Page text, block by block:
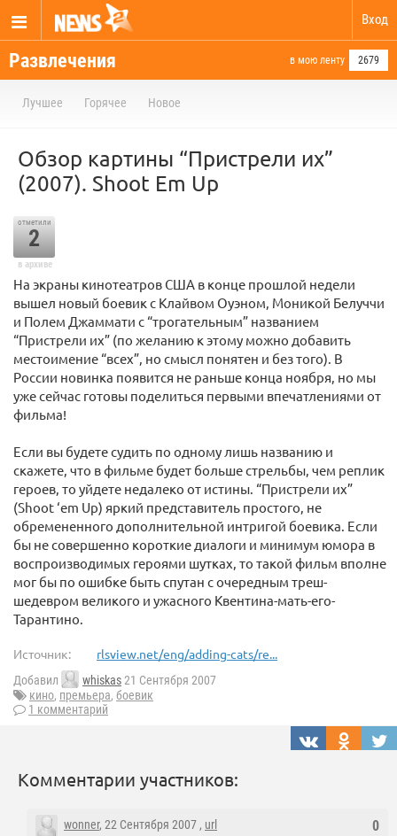
Вход
Развлечения в мою ленту 2679
Лучшее Горячее Новое
Обзор картины “Пристрели их”
(2007). Shoot Em Up
отметили
2
в архиве
На экраны кинотеатров США в конце прошлой недели
вышел новый боевик с Клайвом Оуэном, Моникой Белуччи
и Полем Джаммати с “трогательным” названием
“Пристрели их” (по желанию к этому можно добавить
местоимение “всех”, но смысл понятен и без того). В
России новинка появится не раньше конца ноября, но мы
уже сейчас готовы поделиться первыми впечатлениями от
фильма!
Если вы будете судить по одному лишь названию и
скажете, что в фильме будет больше стрельбы, чем реплик
героев, то уйдете недалеко от истины. “Пристрели их”
(Shoot ‘em Up) яркий представитель простого, не
обремененного дополнительной интригой боевика. Если
бы не совершенно короткие диалоги и минимум юмора в
воспроизводимых героями шутках, то такой фильм вполне
мог бы по ошибке быть спутан с очередным треш-
шедевром великого и ужасного Квентина-мать-его-
Тарантино.
Источник: rlsview.net/eng/adding-cats/re...
Добавил whiskas21 Сентября 2007
кино, премьера, боевик
1 комментарий
Комментарии участников:
0
wonner, 22 Сентября 2007 , url